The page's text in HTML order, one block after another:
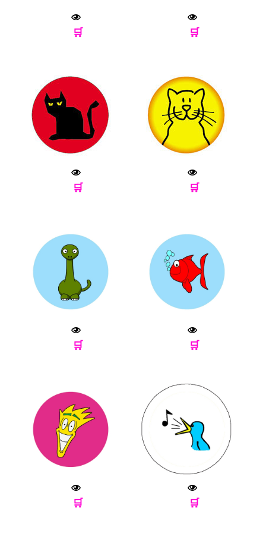
🛒 🛒
🛒 🛒
🛒 🛒
🛒 🛒